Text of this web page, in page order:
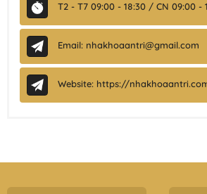
T2 - T7 09:00 - 18:30 / CN 09:00 -
Email: nhakhoaantri@gmail.com
Website: https://